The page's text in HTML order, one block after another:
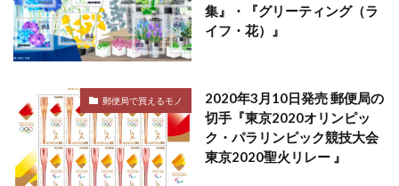
集』・『グリーティング（ラ
イフ・花）』
郵便局で買えるモノ
2020年3月10日発売 郵便局の
切手『東京2020オリンピッ
ク・パラリンピック競技大会
東京2020聖火リレー 』